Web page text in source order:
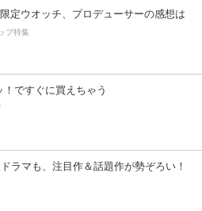
限定ウオッチ、プロデューサーの感想は
プ特集
！ですぐに買えちゃう
ラマも、注目作＆話題作が勢ぞろい！